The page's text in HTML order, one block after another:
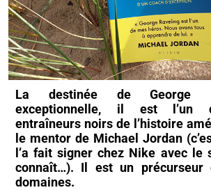
La destinée de George
exceptionnelle, il est l’un
entraîneurs noirs de l’histoire
le mentor de Michael Jordan
l’a fait signer chez Nike avec le
connaît…). Il est un précurseur
domaines.